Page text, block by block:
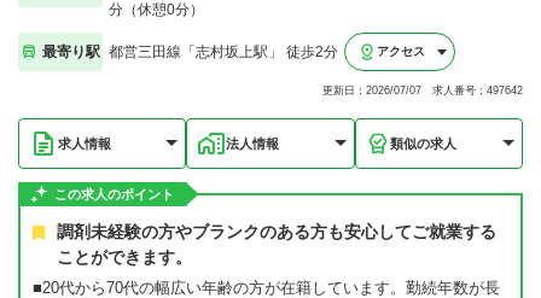
分（休憩0分）
最寄り駅 都営三田線「志村坂上駅」 徒歩2分 アクセス
更新日：2026/07/07 求人番号：497642
求人情報 法人情報 類似の求人
この求人のポイント
調剤未経験の方やブランクのある方も安心してご就業する
ことができます。
■20代から70代の幅広い年齢の方が在籍しています。勤続年数が長